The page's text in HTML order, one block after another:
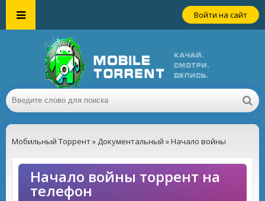
Войти на сайт
Мобильный Торрент» Документальный » Начало войны
Начало войны торрент на
телефон